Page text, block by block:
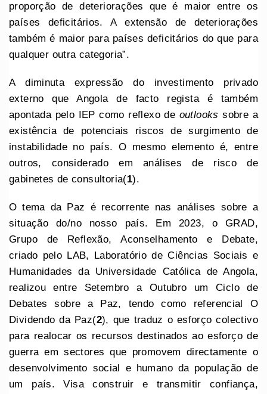
proporção de deteriorações que é maior entre os
países deficitários. A extensão de deteriorações
também é maior para países deficitários do que para
qualquer outra categoria”.
A diminuta expressão do investimento privado
externo que Angola de facto regista é também
apontada pelo IEP como reflexo de outlooks sobre a
existência de potenciais riscos de surgimento de
instabilidade no país. O mesmo elemento é, entre
outros, considerado em análises de risco de
gabinetes de consultoria(1).
O tema da Paz é recorrente nas análises sobre a
situação do/no nosso país. Em 2023, o GRAD,
Grupo de Reflexão, Aconselhamento e Debate,
criado pelo LAB, Laboratório de Ciências Sociais e
Humanidades da Universidade Católica de Angola,
realizou entre Setembro a Outubro um Ciclo de
Debates sobre a Paz, tendo como referencial O
Dividendo da Paz(2), que traduz o esforço colectivo
para realocar os recursos destinados ao esforço de
guerra em sectores que promovem directamente o
desenvolvimento social e humano da população de
um país. Visa construir e transmitir confiança,